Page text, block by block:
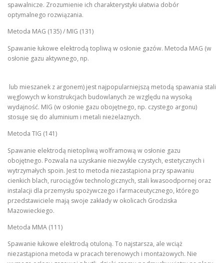
spawalnicze. Zrozumienie ich charakterystyki ułatwia dobór
optymalnego rozwiązania.
Metoda MAG (135) / MIG (131)
Spawanie łukowe elektrodą topliwą w osłonie gazów. Metoda MAG (w
osłonie gazu aktywnego, np.
lub mieszanek z argonem) jest najpopularniejszą metodą spawania stali
węglowych w konstrukcjach budowlanych ze względu na wysoką
wydajność. MIG (w osłonie gazu obojętnego, np. czystego argonu)
stosuje się do aluminium i metali nieżelaznych.
Metoda TIG (141)
Spawanie elektrodą nietopliwą wolframową w osłonie gazu
obojętnego. Pozwala na uzyskanie niezwykle czystych, estetycznych i
wytrzymałych spoin. Jest to metoda niezastąpiona przy spawaniu
cienkich blach, rurociągów technologicznych, stali kwasoodpornej oraz
instalacji dla przemysłu spożywczego i farmaceutycznego, którego
przedstawiciele mają swoje zakłady w okolicach Grodziska
Mazowieckiego.
Metoda MMA (111)
Spawanie łukowe elektrodą otuloną. To najstarsza, ale wciąż
niezastąpiona metoda w pracach terenowych i montażowych. Nie